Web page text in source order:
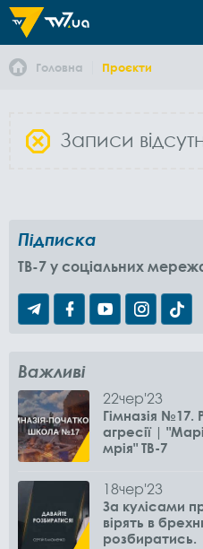
Головна Проєкти
Записи
Підписка
TB-7 у соціальних
Важливі
22чер'23
Гімназія №17.
агресії |
мрія" ТВ-7
18чер'23
За кулісами
вірять в
розбиратись.